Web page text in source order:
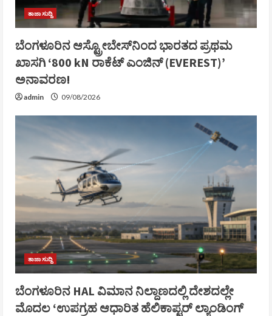
ತಾಜಾ ಸುದ್ದಿ
ಬೆಂಗಳೂರಿನ ಆಸ್ಟ್ರೋಬೇಸ್‌ನಿಂದ ಭಾರತದ ಪ್ರಥಮ
ಖಾಸಗಿ ‘800 kN ರಾಕೆಟ್ ಎಂಜಿನ್ (EVEREST)’
ಅನಾವರಣ!
admin 09/08/2026
ತಾಜಾ ಸುದ್ದಿ
ಬೆಂಗಳೂರಿನ HAL ವಿಮಾನ ನಿಲ್ದಾಣದಲ್ಲಿ ದೇಶದಲ್ಲೇ
ಮೊದಲ ‘ಉಪಗ್ರಹ ಆಧಾರಿತ ಹೆಲಿಕಾಪ್ಟರ್ ಲ್ಯಾಂಡಿಂಗ್